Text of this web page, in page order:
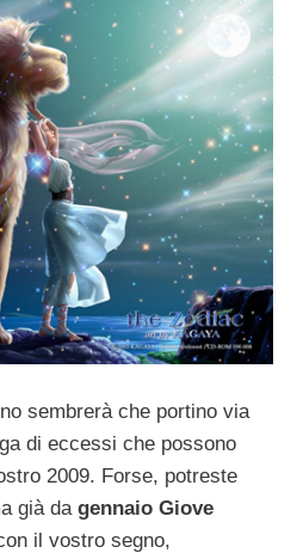
sembrerà che portino via
di eccessi che possono
2009. Forse, potreste
già da gennaio Giove
il vostro segno,